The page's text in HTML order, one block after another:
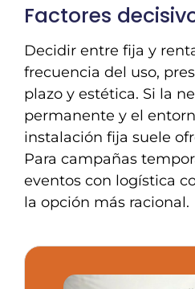
Factores
Decidir entre fija y
frecuencia del uso,
plazo y estética. Si la
permanente y el
instalación fija suele
Para campañas
eventos con logística
la opción más racional.